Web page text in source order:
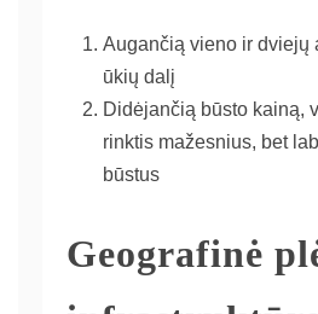
Augančią vieno ir dviejų
ūkių dalį
Didėjančią būsto kainą,
rinktis mažesnius, bet
būstus
Geografinė